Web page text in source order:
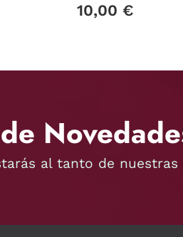
10,00 €
al tanto de nuestras